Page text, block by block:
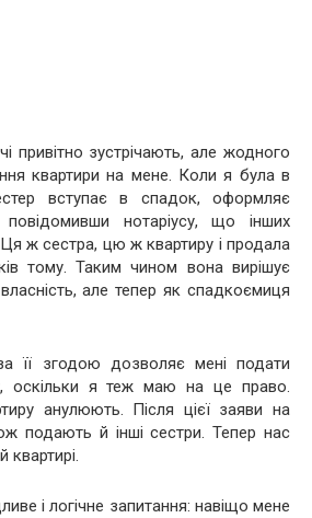
привітно зустрічають, але жодного
квартири на мене. Коли я була в
вступає в спадок, оформляє
нотаріусу, що інших
ж сестра, цю ж квартиру і продала
тому. Таким чином вона вирішує
але тепер як спадкоємиця
її згодою дозволяє мені подати
оскільки я теж маю на це право.
анулюють. Після цієї заяви на
подають й інші сестри. Тепер нас
квартирі.
і логічне запитання: навіщо мене